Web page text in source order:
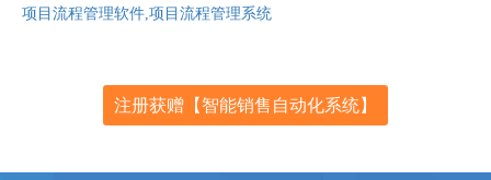
项目流程管理软件,项目流程管理系统
注册获赠【智能销售自动化系统】